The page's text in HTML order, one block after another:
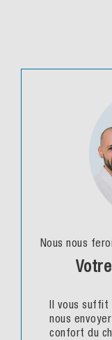
Nous nous
Il vous
nous
confort du